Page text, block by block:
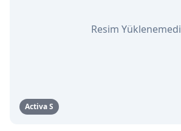
Activa S
Resim Yüklenemedi